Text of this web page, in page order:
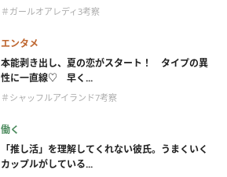
＃ガールオアレディ3考察
エンタメ
本能剥き出し、夏の恋がスタート！ タイプの異
性に一直線♡ 早く...
＃シャッフルアイランド7考察
働く
「推し活」を理解してくれない彼氏。うまくいく
カップルがしている...